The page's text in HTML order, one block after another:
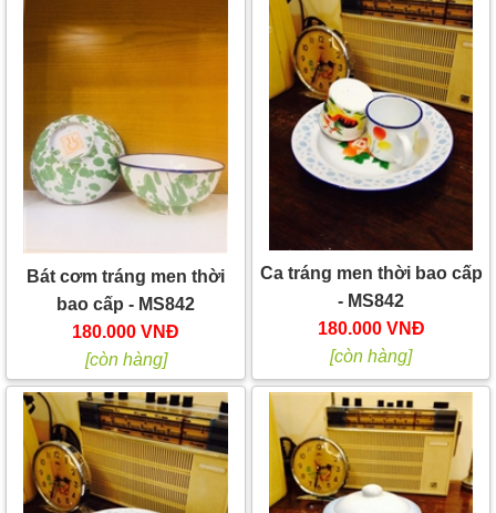
Bát cơm tráng men thời
bao cấp - MS842
180.000 VNĐ
[còn hàng]
Ca tráng men thời bao cấp
- MS842
180.000 VNĐ
[còn hàng]